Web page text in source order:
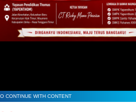
CONTINUE WITH CONTENT